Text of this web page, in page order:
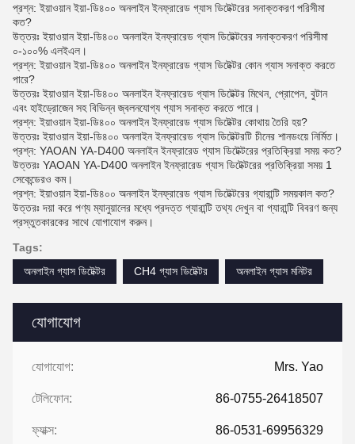
যোগাযোগ
যোগাযোগ: Mrs. Yao
টেলিফোন: 86-0755-26418507
ফ্যাক্স: 86-0531-69956329
প্রশ্ন: ইয়াওয়ান ইয়া-ডি৪০০ অনলাইন ইনফ্রারেড গ্যাস ডিটেক্টরের সনাক্তকরণ পরিসীমা
কত?
উত্তরঃ ইয়াওয়ান ইয়া-ডি৪০০ অনলাইন ইনফ্রারেড গ্যাস ডিটেক্টরের সনাক্তকরণ পরিসীমা
০-১০০% এলইএল।
প্রশ্ন: ইয়াওয়ান ইয়া-ডি৪০০ অনলাইন ইনফ্রারেড গ্যাস ডিটেক্টর কোন গ্যাস সনাক্ত করতে
পারে?
উত্তরঃ ইয়াওয়ান ইয়া-ডি৪০০ অনলাইন ইনফ্রারেড গ্যাস ডিটেক্টর মিথেন, প্রোপেন, বুটান
এবং হাইড্রোজেন সহ বিভিন্ন জ্বলনযোগ্য গ্যাস সনাক্ত করতে পারে।
প্রশ্ন: ইয়াওয়ান ইয়া-ডি৪০০ অনলাইন ইনফ্রারেড গ্যাস ডিটেক্টর কোথায় তৈরি হয়?
উত্তরঃ ইয়াওয়ান ইয়া-ডি৪০০ অনলাইন ইনফ্রারেড গ্যাস ডিটেক্টরটি চীনের শানডংয়ে নির্মিত।
প্রশ্ন: YAOAN YA-D400 অনলাইন ইনফ্রারেড গ্যাস ডিটেক্টরের প্রতিক্রিয়া সময় কত?
উত্তরঃ YAOAN YA-D400 অনলাইন ইনফ্রারেড গ্যাস ডিটেক্টরের প্রতিক্রিয়া সময় 1
সেকেন্ডেরও কম।
প্রশ্ন: ইয়াওয়ান ইয়া-ডি৪০০ অনলাইন ইনফ্রারেড গ্যাস ডিটেক্টরের গ্যারান্টি সময়কাল কত?
উত্তরঃ দয়া করে পণ্য ম্যানুয়ালের মধ্যে প্রদত্ত গ্যারান্টি তথ্য দেখুন বা গ্যারান্টি বিবরণ জন্য
প্রস্তুতকারকের সাথে যোগাযোগ করুন।
Tags:
অনলাইন গ্যাস ডিটেক্টর
CH4 গ্যাস ডিটেক্টর অনলাইন গ্যাস মনিটর